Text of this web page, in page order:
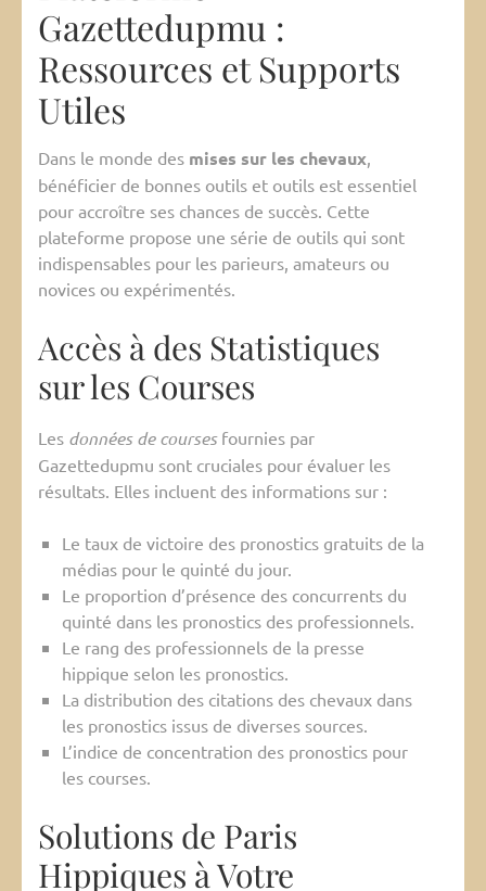
Gazettedupmu :
Ressources et Supports
Utiles
Dans le monde des mises sur les chevaux,
bénéficier de bonnes outils et outils est essentiel
pour accroître ses chances de succès. Cette
plateforme propose une série de outils qui sont
indispensables pour les parieurs, amateurs ou
novices ou expérimentés.
Accès à des Statistiques
sur les Courses
Les données de coursesfournies par
Gazettedupmu sont cruciales pour évaluer les
résultats. Elles incluent des informations sur :
Le taux de victoire des pronostics gratuits de la
médias pour le quinté du jour.
Le proportion d’présence des concurrents du
quinté dans les pronostics des professionnels.
Le rang des professionnels de la presse
hippique selon les pronostics.
La distribution des citations des chevaux dans
les pronostics issus de diverses sources.
L’indice de concentration des pronostics pour
les courses.
Solutions de Paris
Hippiques à Votre